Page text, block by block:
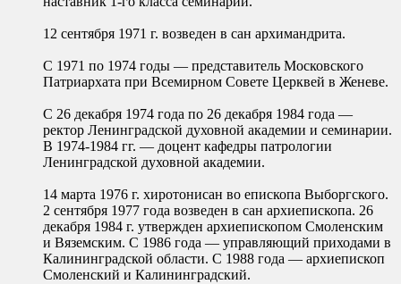
12 сентября 1971 г. возведен в сан архимандрита.
С 1971 по 1974 годы — представитель Московского
Патриархата при Всемирном Совете Церквей в Женеве.
С 26 декабря 1974 года по 26 декабря 1984 года —
ректор Ленинградской духовной академии и семинарии.
В 1974-1984 гг. — доцент кафедры патрологии
Ленинградской духовной академии.
14 марта 1976 г. хиротонисан во епископа Выборгского.
2 сентября 1977 года возведен в сан архиепископа. 26
декабря 1984 г. утвержден архиепископом Смоленским
и Вяземским. С 1986 года — управляющий приходами в
Калининградской области. С 1988 года — архиепископ
Смоленский и Калининградский.